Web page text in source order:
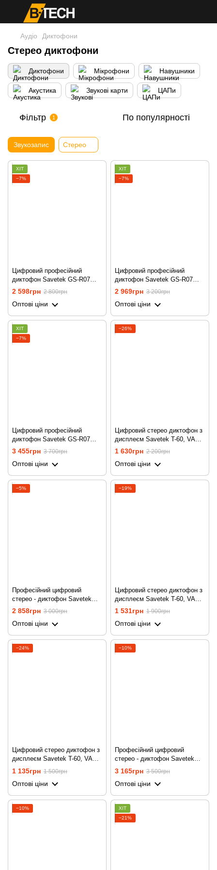
Аудіо Диктофони
Стерео диктофони
Диктофони Мікрофони Навушники
Акустика Звукові карти ЦАПи
Фільтр 1 По популярності
Звукозапис Стерео
ХІТ
−7%
Цифровий професійний
диктофон Savetek GS-R07
для запису голосу, 8 ГБ
пам'яті, стерео, SD до 64 ГБ
2 598грн 2 800грн
Оптові ціни
ХІТ
−7%
Цифровий професійний
диктофон Savetek GS-R07
для запису голосу, 16 ГБ
пам'яті, стерео, SD до 64 ГБ
2 969грн 3 200грн
Оптові ціни
ХІТ
−7%
Цифровий професійний
диктофон Savetek GS-R07
для запису голосу, 32 ГБ
пам'яті, стерео, SD до 64 ГБ
3 455грн 3 700грн
Оптові ціни
−26%
Цифровий стерео диктофон з
дисплеєм Savetek T-60, VAS,
32 Гб, MP3
1 630грн 2 200грн
Оптові ціни
−5%
Професійний цифровий
стерео - диктофон Savetek
GS-R06, з MP3 плеєром +
підтримка SD карт, 8 Гб
2 858грн 3 000грн
Оптові ціни
−19%
Цифровий стерео диктофон з
дисплеєм Savetek T-60, VAS,
16 Гб, MP3
1 531грн 1 900грн
Оптові ціни
−24%
Цифровий стерео диктофон з
дисплеєм Savetek T-60, VAS,
8 Гб, MP3
1 135грн 1 500грн
Оптові ціни
−10%
Професійний цифровий
стерео - диктофон Savetek
GS-R06, з MP3 плеєром +
підтримка SD карт, 16 Гб
3 165грн 3 500грн
Оптові ціни
−10%
ХІТ
−21%